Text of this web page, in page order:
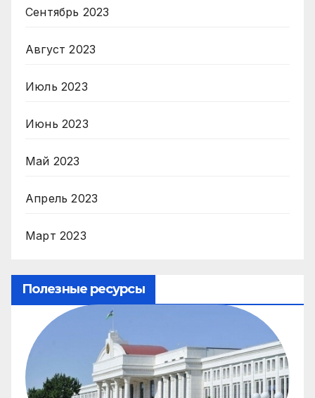
Сентябрь 2023
Август 2023
Июль 2023
Июнь 2023
Май 2023
Апрель 2023
Март 2023
Полезные ресурсы